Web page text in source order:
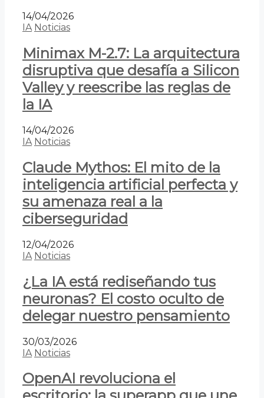
14/04/2026
IA Noticias
Minimax M-2.7: La arquitectura
disruptiva que desafía a Silicon
Valley y reescribe las reglas de
la IA
14/04/2026
IA Noticias
Claude Mythos: El mito de la
inteligencia artificial perfecta y
su amenaza real a la
ciberseguridad
12/04/2026
IA Noticias
¿La IA está rediseñando tus
neuronas? El costo oculto de
delegar nuestro pensamiento
30/03/2026
IA Noticias
OpenAI revoluciona el